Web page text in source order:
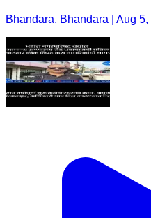
Bhandara, Bhandara | Aug 5,